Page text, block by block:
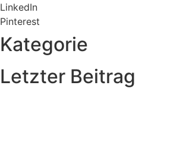
LinkedIn
Pinterest
Kategorie
Letzter Beitrag